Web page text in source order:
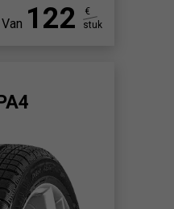
Van 122
€
stuk